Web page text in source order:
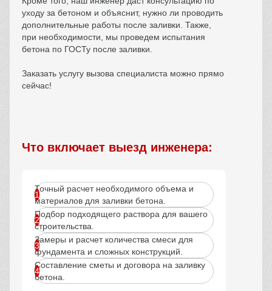
уходу за бетоном и объяснит, нужно ли проводить
дополнительные работы после заливки. Также,
при необходимости, мы проведем испытания
бетона по ГОСТу после заливки.
Заказать услугу вызова специалиста можно прямо
сейчас!
Что включает выезд инженера:
Точный расчет необходимого объема и
материалов для заливки бетона.
Подбор подходящего раствора для вашего
строительства.
Замеры и расчет количества смеси для
фундамента и сложных конструкций.
Составление сметы и договора на заливку
бетона.